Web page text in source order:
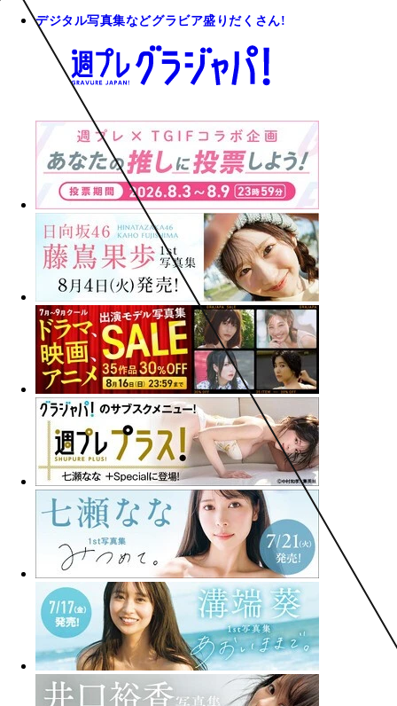
デジタル写真集などグラビア盛りだくさん!